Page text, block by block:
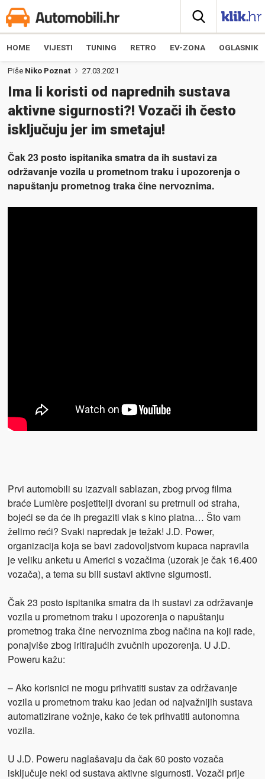
HOME VIJESTI TUNING RETRO EV-ZONA OGLASNIK
Piše Niko Poznat 27.03.2021
Ima li koristi od naprednih sustava
aktivne sigurnosti?! Vozači ih često
isključuju jer im smetaju!
Čak 23 posto ispitanika smatra da ih sustavi za
održavanje vozila u prometnom traku i upozorenja o
napuštanju prometnog traka čine nervoznima.
Prvi automobili su izazvali sablazan, zbog prvog filma
braće Lumière posjetitelji dvorani su pretrnuli od straha,
bojeći se da će ih pregaziti vlak s kino platna… Što vam
želimo reći? Svaki napredak je težak! J.D. Power,
organizacija koja se bavi zadovoljstvom kupaca napravila
je veliku anketu u Americi s vozačima (uzorak je čak 16.400
vozača), a tema su bili sustavi aktivne sigurnosti.
Čak 23 posto ispitanika smatra da ih sustavi za održavanje
vozila u prometnom traku i upozorenja o napuštanju
prometnog traka čine nervoznima zbog načina na koji rade,
ponajviše zbog iritirajućih zvučnih upozorenja. U J.D.
Poweru kažu:
– Ako korisnici ne mogu prihvatiti sustav za održavanje
vozila u prometnom traku kao jedan od najvažnijih sustava
automatizirane vožnje, kako će tek prihvatiti autonomna
vozila.
U J.D. Poweru naglašavaju da čak 60 posto vozača
isključuje neki od sustava aktivne sigurnosti. Vozači prije